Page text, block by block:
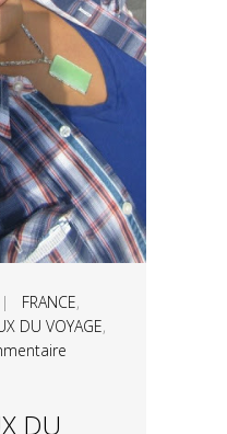
FRANCE,
DU VOYAGE,
DU